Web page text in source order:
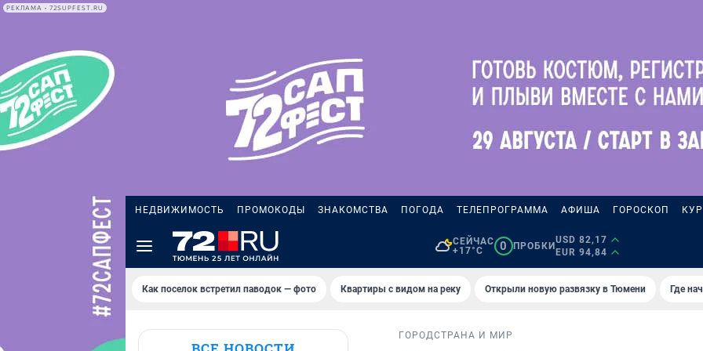
РЕКЛАМА • 72SUPFEST.RU
НЕДВИЖИМОСТЬ ПРОМОКОДЫ ЗНАКОМСТВА ПОГОДА ТЕЛЕПРОГРАММА АФИША ГОРОСКОП
СЕЙЧАС
+17°C
0 ПРОБКИ
USD 82,17
EUR 94,84
Как поселок встретил паводок — фото Квартиры с видом на реку Открыли новую развязку в Тюмени Где
ГОРОДСТРАНА И МИР